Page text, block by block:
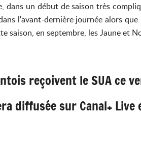
dans un début de saison très
l'avant-dernière journée alors
saison, en septembre, les Jaune et
reçoivent le SUA ce
diffusée sur Canal+